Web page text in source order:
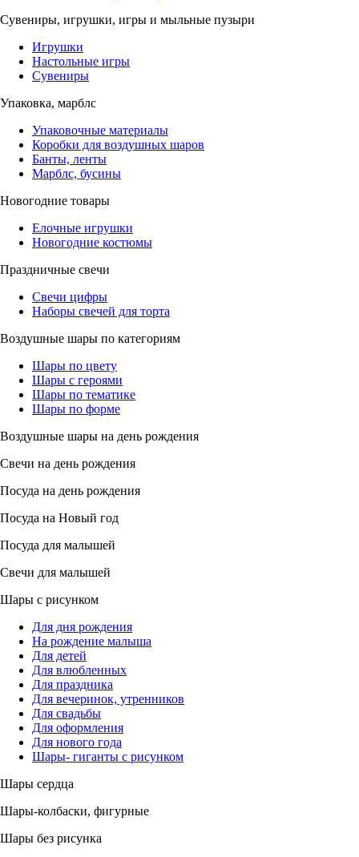
Сувениры, игрушки, игры и мыльные пузыри
Игрушки
Настольные игры
Сувениры
Упаковка, марблс
Упаковочные материалы
Коробки для воздушных шаров
Банты, ленты
Марблс, бусины
Новогодние товары
Елочные игрушки
Новогодние костюмы
Праздничные свечи
Свечи цифры
Наборы свечей для торта
Воздушные шары по категориям
Шары по цвету
Шары с героями
Шары по тематике
Шары по форме
Воздушные шары на день рождения
Свечи на день рождения
Посуда на день рождения
Посуда на Новый год
Посуда для малышей
Свечи для малышей
Шары с рисунком
Для дня рождения
На рождение малыша
Для детей
Для влюбленных
Для праздника
Для вечеринок, утренников
Для свадьбы
Для оформления
Для нового года
Шары- гиганты с рисунком
Шары сердца
Шары-колбаски, фигурные
Шары без рисунка